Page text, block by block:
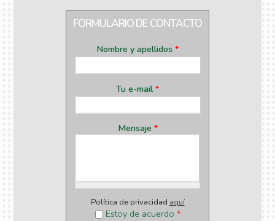
FORMULARIO DE CONTACTO
Nombre y apellidos *
Tu e-mail *
Mensaje *
Política de privacidad aquí
Estoy de acuerdo *